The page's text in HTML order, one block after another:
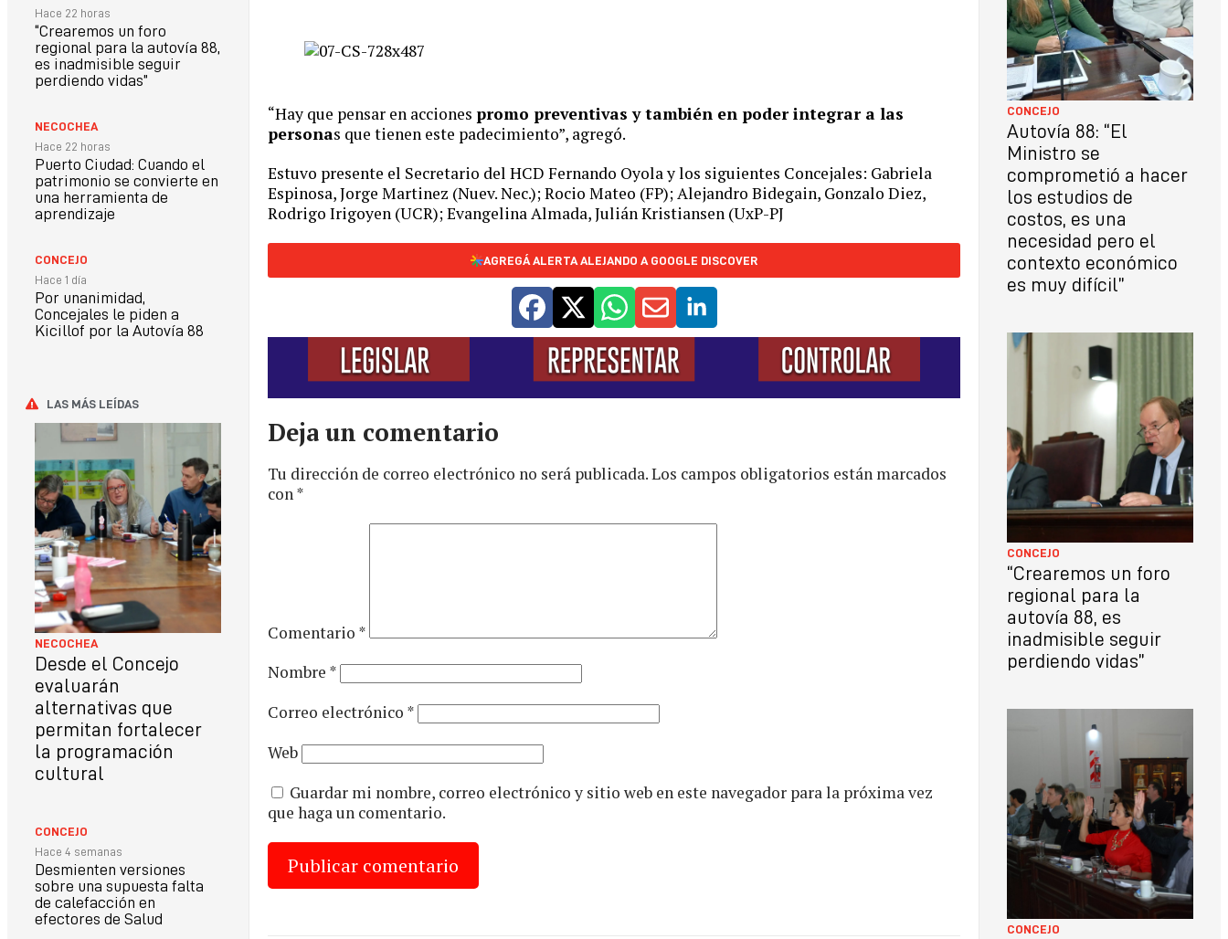
CONCEJO
Autovía 88: “El
Ministro se
comprometió a hacer
los estudios de
costos, es una
necesidad pero el
contexto económico
es muy difícil”
CONCEJO
“Crearemos un foro
regional para la
autovía 88, es
inadmisible seguir
perdiendo vidas”
CONCEJO
Hace 22 horas
“Crearemos un foro
regional para la autovía 88,
es inadmisible seguir
perdiendo vidas”
NECOCHEA
Hace 22 horas
Puerto Ciudad: Cuando el
patrimonio se convierte en
una herramienta de
aprendizaje
CONCEJO
Hace 1 día
Por unanimidad,
Concejales le piden a
Kicillof por la Autovía 88
LAS MÁS LEÍDAS
NECOCHEA
Desde el Concejo
evaluarán
alternativas que
permitan fortalecer
la programación
cultural
CONCEJO
Hace 4 semanas
Desmienten versiones
sobre una supuesta falta
de calefacción en
efectores de Salud
“Hay que pensar en acciones promo preventivas y también en poder integrar a las
personas que tienen este padecimiento”, agregó.
Estuvo presente el Secretario del HCD Fernando Oyola y los siguientes Concejales: Gabriela
Espinosa, Jorge Martinez (Nuev. Nec.); Rocio Mateo (FP); Alejandro Bidegain, Gonzalo Diez,
Rodrigo Irigoyen (UCR); Evangelina Almada, Julián Kristiansen (UxP-PJ
AGREGÁ ALERTA ALEJANDO A GOOGLE DISCOVER
Deja un comentario
Tu dirección de correo electrónico no será publicada.Los campos obligatorios están marcados
con *
Comentario *
Nombre *
Correo electrónico *
Web
Guardar mi nombre, correo electrónico y sitio web en este navegador para la próxima vez
que haga un comentario.